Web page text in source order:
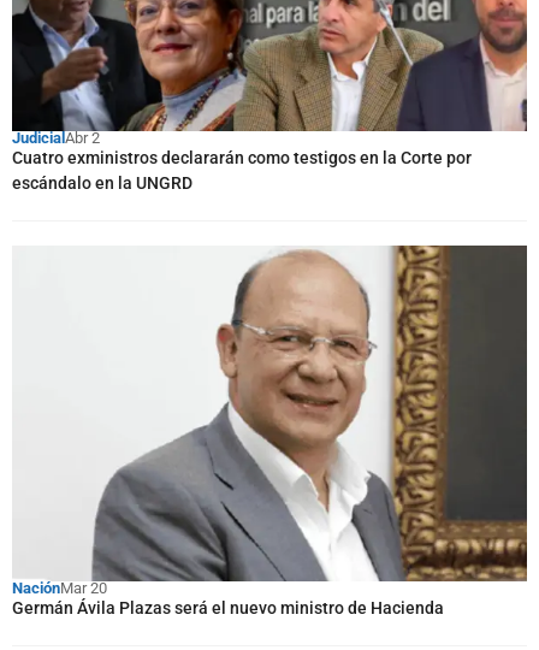
JudicialAbr 2
Cuatro exministros declararán como testigos en la Corte por
escándalo en la UNGRD
NaciónMar 20
Germán Ávila Plazas será el nuevo ministro de Hacienda